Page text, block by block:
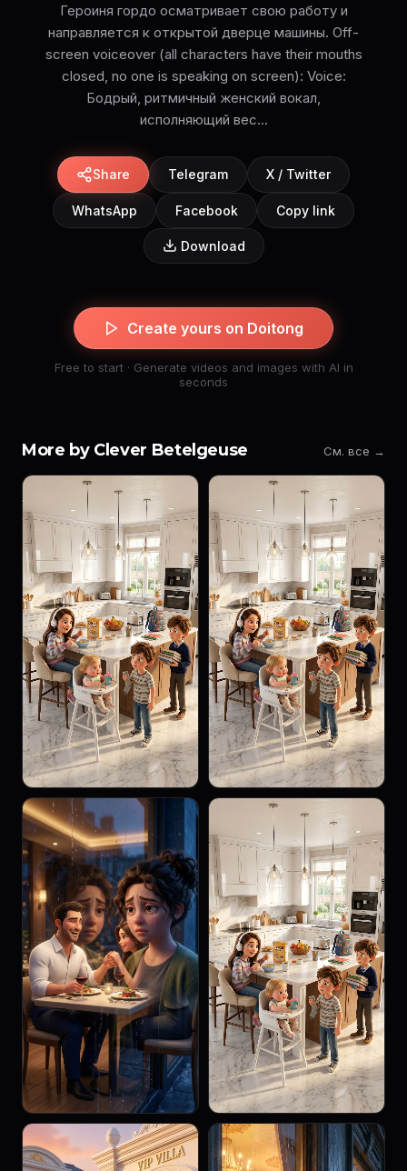
Героиня гордо осматривает свою работу и
направляется к открытой дверце машины. Off-
screen voiceover (all characters have their mouths
closed, no one is speaking on screen): Voice:
Бодрый, ритмичный женский вокал,
исполняющий вес...
Share Telegram X / Twitter
WhatsApp Facebook Copy link
Download
Create yours on Doitong
Free to start · Generate videos and images with AI in
seconds
More by Clever Betelgeuse См. все →